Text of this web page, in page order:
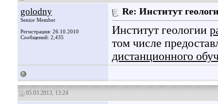
golodny
Senior Member
Регистрация: 26.10.2010
Сообщений: 2,435
Re: Институт
Институт геологии
том числе
дистанционного
05.03.2013, 13:24